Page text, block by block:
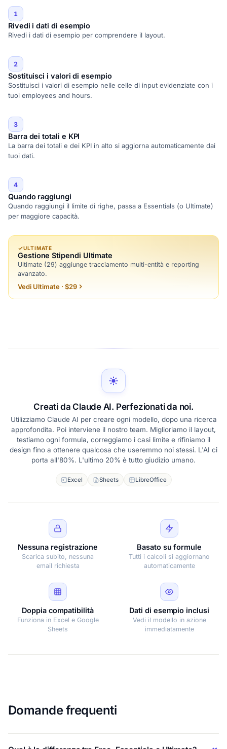
1
Rivedi i dati di esempio
Rivedi i dati di esempio per comprendere il layout.
2
Sostituisci i valori di esempio
Sostituisci i valori di esempio nelle celle di input evidenziate con i
tuoi employees and hours.
3
Barra dei totali e KPI
La barra dei totali e dei KPI in alto si aggiorna automaticamente dai
tuoi dati.
4
Quando raggiungi
Quando raggiungi il limite di righe, passa a Essentials (o Ultimate)
per maggiore capacità.
ULTIMATE
Gestione Stipendi Ultimate
Ultimate (29) aggiunge tracciamento multi-entità e reporting
avanzato.
Vedi Ultimate · $29
Creati da Claude AI. Perfezionati da noi.
Utilizziamo Claude AI per creare ogni modello, dopo una ricerca
approfondita. Poi interviene il nostro team. Miglioriamo il layout,
testiamo ogni formula, correggiamo i casi limite e rifiniamo il
design fino a ottenere qualcosa che useremmo noi stessi. L'AI ci
porta all'80%. L'ultimo 20% è tutto giudizio umano.
Excel Sheets LibreOffice
Nessuna registrazione
Scarica subito, nessuna
email richiesta
Basato su formule
Tutti i calcoli si aggiornano
automaticamente
Doppia compatibilità
Funziona in Excel e Google
Sheets
Dati di esempio inclusi
Vedi il modello in azione
immediatamente
Domande frequenti